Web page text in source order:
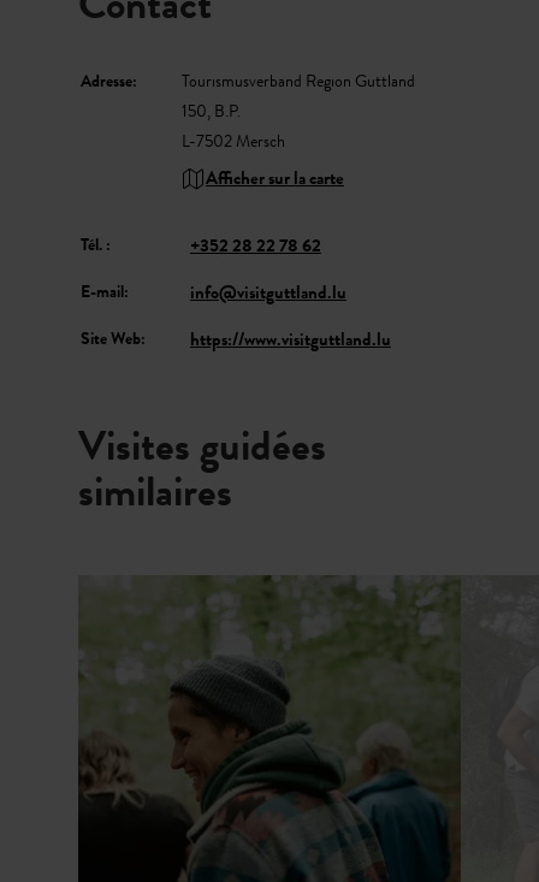
Adresse:
Tourismusverband Region Guttland
150, B.P.
L-7502 Mersch
Afficher sur la carte
Tél. : +352 28 22 78 62
E-mail: info@visitguttland.lu
Site Web: https://www.visitguttland.lu
Visites guidées
similaires